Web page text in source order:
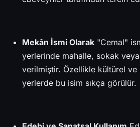
Mekân İsmi Olarak "Cemal"
yerlerinde mahalle, sokak
verilmiştir. Özellikle kültürel
yerlerde bu isim sıkça görülür.